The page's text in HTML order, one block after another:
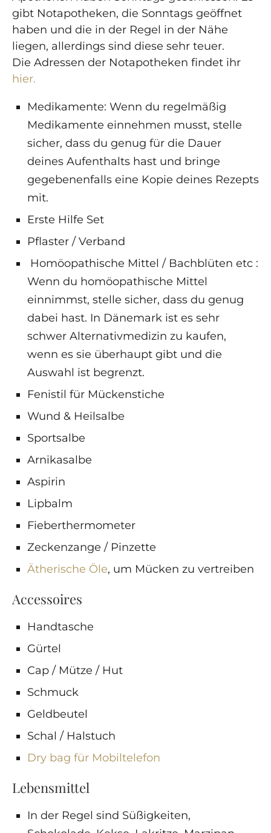
gibt Notapotheken, die Sonntags geöffnet
haben und die in der Regel in der Nähe
liegen, allerdings sind diese sehr teuer.
Die Adressen der Notapotheken findet ihr
hier.
Medikamente: Wenn du regelmäßig
Medikamente einnehmen musst, stelle
sicher, dass du genug für die Dauer
deines Aufenthalts hast und bringe
gegebenenfalls eine Kopie deines Rezepts
mit.
Erste Hilfe Set
Pflaster / Verband
Homöopathische Mittel / Bachblüten etc :
Wenn du homöopathische Mittel
einnimmst, stelle sicher, dass du genug
dabei hast. In Dänemark ist es sehr
schwer Alternativmedizin zu kaufen,
wenn es sie überhaupt gibt und die
Auswahl ist begrenzt.
Fenistil für Mückenstiche
Wund & Heilsalbe
Sportsalbe
Arnikasalbe
Aspirin
Lipbalm
Fieberthermometer
Zeckenzange / Pinzette
Ätherische Öle, um Mücken zu vertreiben
Accessoires
Handtasche
Gürtel
Cap / Mütze / Hut
Schmuck
Geldbeutel
Schal / Halstuch
Dry bag für Mobiltelefon
Lebensmittel
In der Regel sind Süßigkeiten,